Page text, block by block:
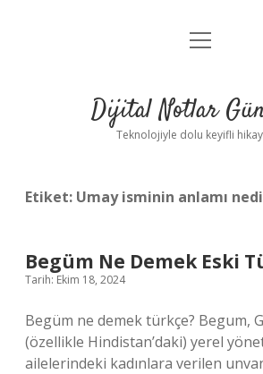
Anasayfa
Yasal Uyarı
menüyü
Dijital Notlar
Teknolojiyle dolu keyifli
Etiket: Umay isminin anlamı
Begüm Ne Demek Eski
Tarih: Ekim 18, 2024
Begüm ne demek türkçe? Begum,
(özellikle Hindistan’daki) yerel
ailelerindeki kadınlara verilen